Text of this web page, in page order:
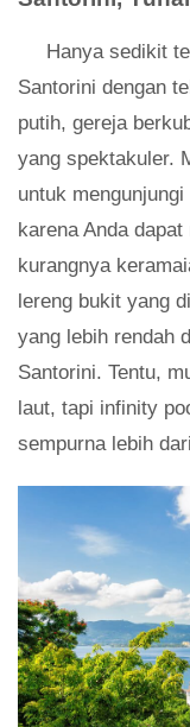
Hanya sedikit
Santorini dengan
putih, gereja
yang spektakuler.
untuk
karena Anda
kurangnya
lereng bukit yang
yang lebih rendah
Santorini. Tentu,
laut, tapi infinity
sempurna lebih